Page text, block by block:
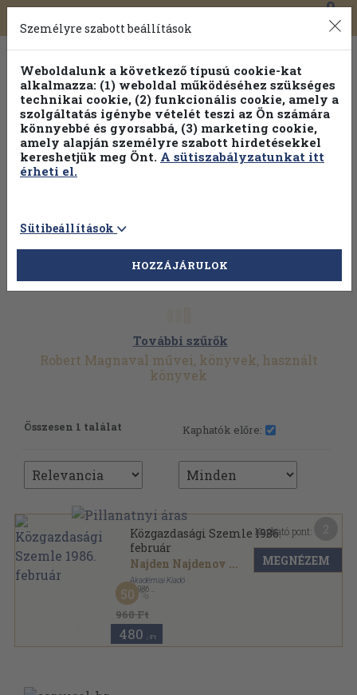
Toggle
navigation
0
További szűrők
Robert Magnaval művei, könyvek, használt
könyvek
Összesen 1 találat Kaphatók előre:
Közgazdasági Szemle 1986.
február
Najden Najdenov ...
Akadémiai Kiadó
, 1986
Ragasztott papírkötés
Közgazdasági Szemle sorozat
960 Ft
50
480 ,-Ft
Kapható pont:
MEGNÉZEM
Személyre szabott beállítások
Weboldalunk a következő típusú cookie-kat
alkalmazza: (1) weboldal működéséhez szükséges
technikai cookie, (2) funkcionális cookie, amely a
szolgáltatás igénybe vételét teszi az Ön számára
könnyebbé és gyorsabbá, (3) marketing cookie,
amely alapján személyre szabott hirdetésekkel
kereshetjük meg Önt. A sütiszabályzatunkat itt
érheti el.
Sütibeállítások
HOZZÁJÁRULOK